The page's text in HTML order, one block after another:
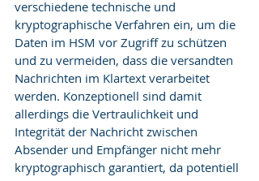
verschiedene technische und
kryptographische Verfahren ein, um die
Daten im HSM vor Zugriff zu schützen
und zu vermeiden, dass die versandten
Nachrichten im Klartext verarbeitet
werden. Konzeptionell sind damit
allerdings die Vertraulichkeit und
Integrität der Nachricht zwischen
Absender und Empfänger nicht mehr
kryptographisch garantiert, da potentiell